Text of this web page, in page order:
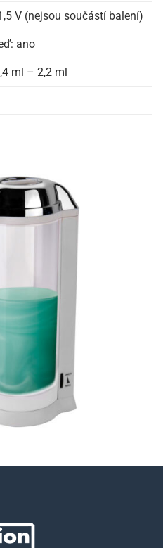
V (nejsou součástí balení)
ano
ml – 2,2 ml